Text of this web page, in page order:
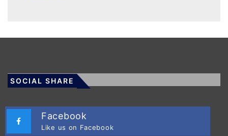
SOCIAL SHARE
Facebook
Like us on Facebook